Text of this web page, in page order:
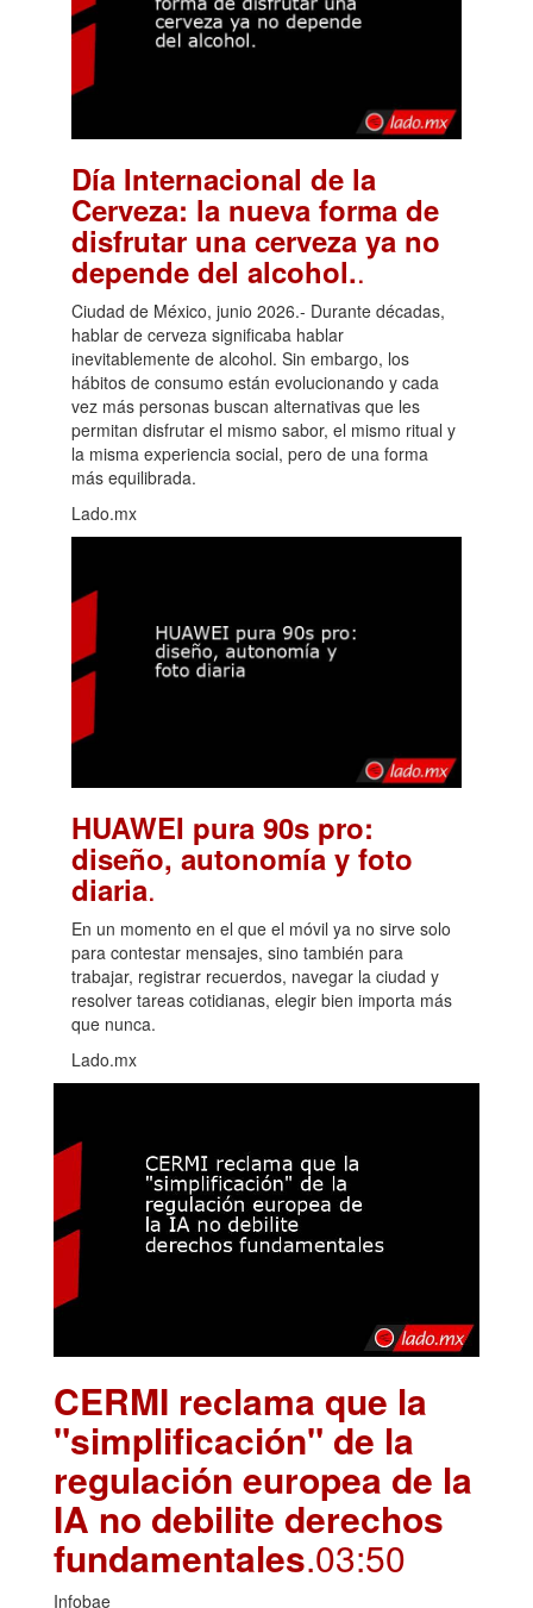
Día Internacional de la
Cerveza: la nueva forma de
disfrutar una cerveza ya no
depende del alcohol..
Ciudad de México, junio 2026.- Durante décadas,
hablar de cerveza significaba hablar
inevitablemente de alcohol. Sin embargo, los
hábitos de consumo están evolucionando y cada
vez más personas buscan alternativas que les
permitan disfrutar el mismo sabor, el mismo ritual y
la misma experiencia social, pero de una forma
más equilibrada.
Lado.mx
HUAWEI pura 90s pro:
diseño, autonomía y foto
diaria.
En un momento en el que el móvil ya no sirve solo
para contestar mensajes, sino también para
trabajar, registrar recuerdos, navegar la ciudad y
resolver tareas cotidianas, elegir bien importa más
que nunca.
Lado.mx
CERMI reclama que la
"simplificación" de la
regulación europea de la
IA no debilite derechos
fundamentales.03:50
Infobae